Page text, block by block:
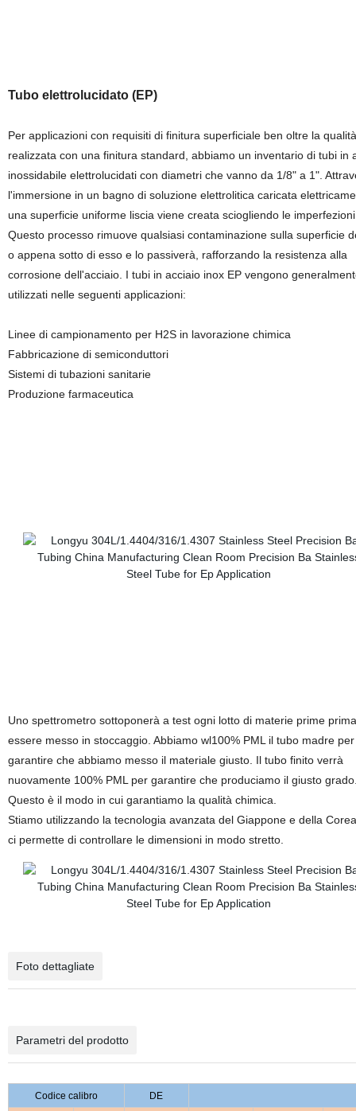
Tubo elettrolucidato (EP)
Per applicazioni con requisiti di finitura superficiale ben oltre la qualità
realizzata con una finitura standard, abbiamo un inventario di tubi in
inossidabile elettrolucidati con diametri che vanno da 1/8" a 1".
l'immersione in un bagno di soluzione elettrolitica caricata
una superficie uniforme liscia viene creata sciogliendo le
Questo processo rimuove qualsiasi contaminazione sulla superficie
o appena sotto di esso e lo passiverà, rafforzando la resistenza alla
corrosione dell'acciaio. I tubi in acciaio inox EP vengono
utilizzati nelle seguenti applicazioni:
Linee di campionamento per H2S in lavorazione chimica
Fabbricazione di semiconduttori
Sistemi di tubazioni sanitarie
Produzione farmaceutica
Uno spettrometro sottoponerà a test ogni lotto di materie prime
essere messo in stoccaggio. Abbiamo wl100% PML il tubo madre per
garantire che abbiamo messo il materiale giusto. Il tubo finito verrà
nuovamente 100% PML per garantire che produciamo il giusto
Questo è il modo in cui garantiamo la qualità chimica.
Stiamo utilizzando la tecnologia avanzata del Giappone e della
ci permette di controllare le dimensioni in modo stretto.
Foto dettagliate
Parametri del prodotto
Codice calibro
DE